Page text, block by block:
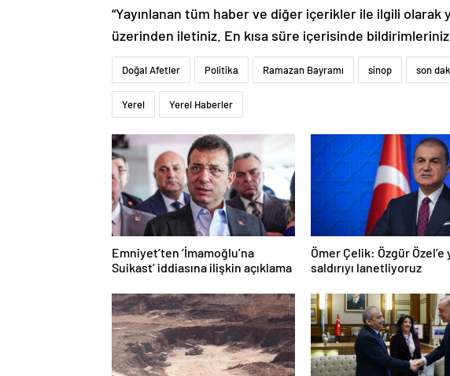
“Yayınlanan tüm haber ve diğer içerikler ile ilgili
üzerinden iletiniz. En kısa süre içerisinde
Doğal Afetler Politika Ramazan Bayramı sinop son
Yerel Yerel Haberler
Emniyet’ten ‘İmamoğlu’na
Suikast’ iddiasına ilişkin açıklama
Ömer Çelik: Özgür Özel’e
saldırıyı lanetliyoruz